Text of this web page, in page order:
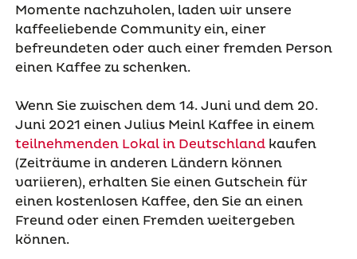
Momente nachzuholen, laden wir unsere
kaffeeliebende Community ein, einer
befreundeten oder auch einer fremden Person
einen Kaffee zu schenken.
Wenn Sie zwischen dem 14. Juni und dem 20.
Juni 2021 einen Julius Meinl Kaffee in einem
teilnehmenden Lokal in Deutschlandkaufen
(Zeiträume in anderen Ländern können
variieren), erhalten Sie einen Gutschein für
einen kostenlosen Kaffee, den Sie an einen
Freund oder einen Fremden weitergeben
können.